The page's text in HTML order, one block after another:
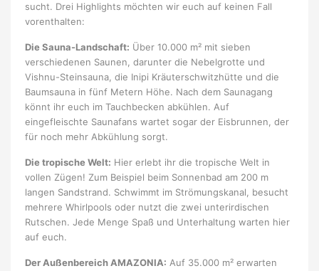
sucht. Drei Highlights möchten wir euch auf keinen Fall
vorenthalten:
Die Sauna-Landschaft: Über 10.000 m² mit sieben
verschiedenen Saunen, darunter die Nebelgrotte und
Vishnu-Steinsauna, die Inipi Kräuterschwitzhütte und die
Baumsauna in fünf Metern Höhe. Nach dem Saunagang
könnt ihr euch im Tauchbecken abkühlen. Auf
eingefleischte Saunafans wartet sogar der Eisbrunnen, der
für noch mehr Abkühlung sorgt.
Die tropische Welt: Hier erlebt ihr die tropische Welt in
vollen Zügen! Zum Beispiel beim Sonnenbad am 200 m
langen Sandstrand. Schwimmt im Strömungskanal, besucht
mehrere Whirlpools oder nutzt die zwei unterirdischen
Rutschen. Jede Menge Spaß und Unterhaltung warten hier
auf euch.
Der Außenbereich AMAZONIA: Auf 35.000 m² erwarten